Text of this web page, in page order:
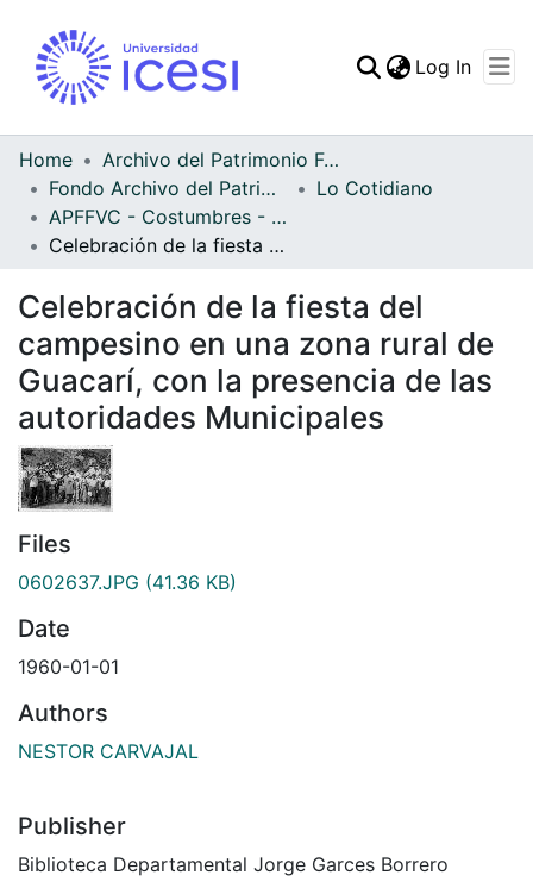
Statistics
Log In
Home
Archivo del Patrimonio Fotográfico y Fílmico del Valle del Cauca
Fondo Archivo del Patrimonio Fotográfico y Fílmico del Valle del Cauca
Lo Cotidiano
APFFVC - Costumbres - Patrimonial
Celebración de la fiesta del campesino en una zona rural de Guacarí, con la presencia de las autoridades Municipales
Celebración de la fiesta del
campesino en una zona rural de
Guacarí, con la presencia de las
autoridades Municipales
Files
0602637.JPG (41.36 KB)
Date
1960-01-01
Authors
NESTOR CARVAJAL
Publisher
Biblioteca Departamental Jorge Garces Borrero